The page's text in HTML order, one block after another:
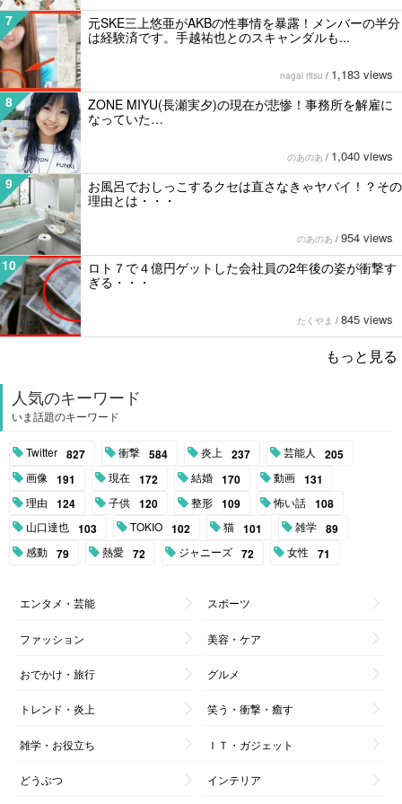
7
元SKE三上悠亜がAKBの性事情を暴露！メンバーの半分
は経験済です。手越祐也とのスキャンダルも...
nagai ritsu / 1,183 views
8
ZONE MIYU(長瀬実夕)の現在が悲惨！事務所を解雇に
なっていた…
のあのあ / 1,040 views
9
お風呂でおしっこするクセは直さなきゃヤバイ！？その
理由とは・・・
のあのあ / 954 views
10
ロト７で４億円ゲットした会社員の2年後の姿が衝撃す
ぎる・・・
たくやま / 845 views
もっと見る
人気のキーワード
いま話題のキーワード
Twitter 827 衝撃 584 炎上 237 芸能人 205
画像 191 現在 172 結婚 170 動画 131
理由 124 子供 120 整形 109 怖い話 108
山口達也 103 TOKIO 102 猫 101 雑学 89
感動 79 熱愛 72 ジャニーズ 72 女性 71
エンタメ・芸能 スポーツ
ファッション 美容・ケア
おでかけ・旅行 グルメ
トレンド・炎上 笑う・衝撃・癒す
雑学・お役立ち ＩＴ・ガジェット
どうぶつ インテリア